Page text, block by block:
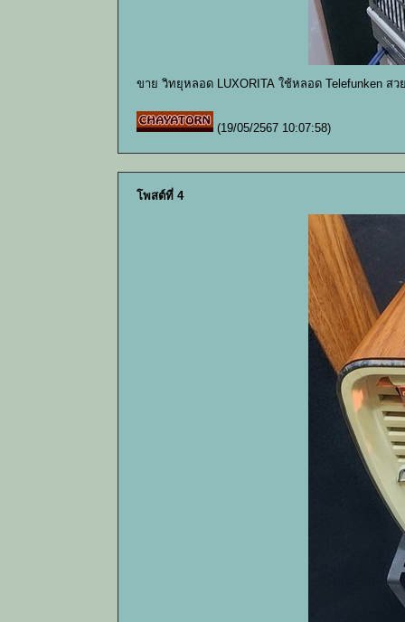
ขาย วิทยุหลอด LUXORITA ใช้หลอด Telefunken ส
(19/05/2567 10:07:58)
โพสต์ที่ 4